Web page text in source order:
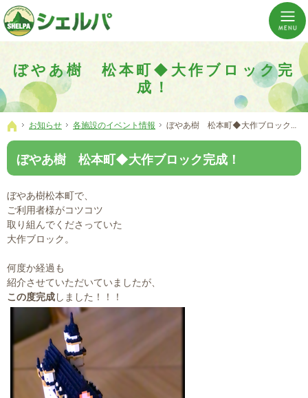
ぼやあ樹 松本町◆大作ブロック完
成！
介護の「通い・泊まり・訪問」から必要なものだけをご提供。介護のことならシェルパへ。
横浜市神奈川区 事業所数No,1の小規模多機能型居宅介護ぼやあ樹
ホーム
お知らせ 各施設のイベント情報 ぼやあ樹 松本町◆大作ブロック完成！
ぼやあ樹 松本町◆大作ブロック完成！
ぼやあ樹松本町で、
ご利用者様がコツコツ
取り組んでくださっていた
大作ブロック。
何度か経過も
紹介させていただいていましたが、
この度完成しました！！！